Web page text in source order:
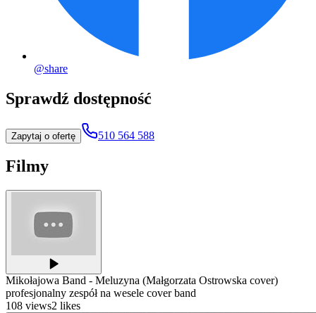
@share
Sprawdź dostępność
Zapytaj o ofertę 510 564 588
Filmy
Mikołajowa Band - Meluzyna (Małgorzata Ostrowska cover)
profesjonalny zespół na wesele cover band
108 views2 likes